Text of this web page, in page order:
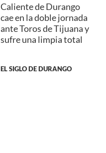
Caliente de Durango
cae en la doble jornada
ante Toros de Tijuana y
sufre una limpia total
EL SIGLO DE DURANGO